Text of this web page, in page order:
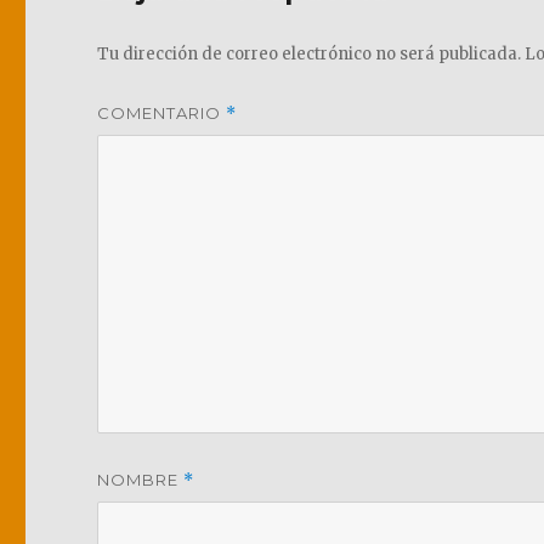
Tu dirección de correo electrónico no será publicada.
COMENTARIO *
NOMBRE *